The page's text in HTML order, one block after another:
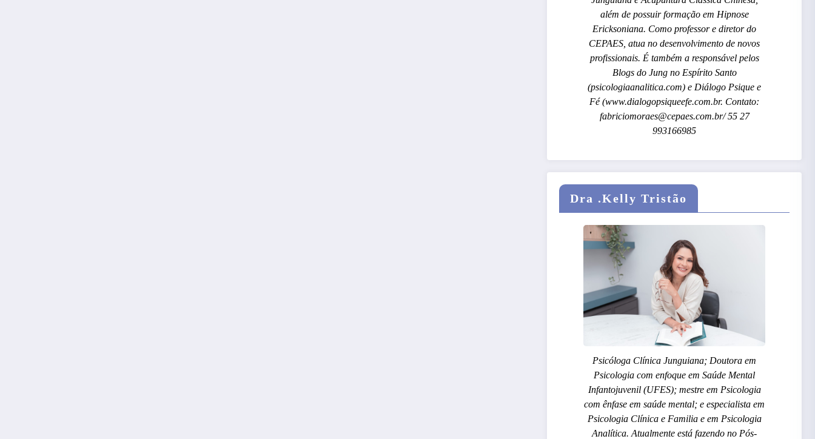
além de possuir formação em Hipnose
Ericksoniana. Como professor e diretor do
CEPAES, atua no desenvolvimento de novos
profissionais. É também a responsável pelos
Blogs do Jung no Espírito Santo
(psicologiaanalitica.com) e Diálogo Psique e
Fé (www.dialogopsiqueefe.com.br. Contato:
fabriciomoraes@cepaes.com.br/ 55 27
993166985
Dra .Kelly Tristão
Psicóloga Clínica Junguiana; Doutora em
Psicologia com enfoque em Saúde Mental
Infantojuvenil (UFES); mestre em Psicologia
com ênfase em saúde mental; e especialista em
Psicologia Clínica e Familia e em Psicologia
Analítica. Atualmente está fazendo no Pós-